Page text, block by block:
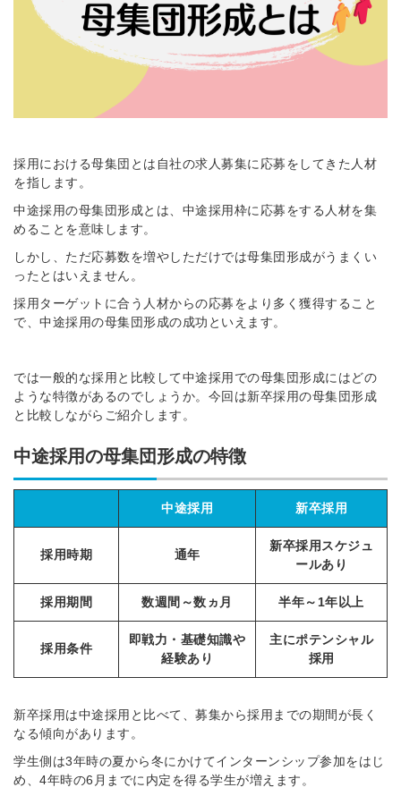
採用における母集団とは自社の求人募集に応募をしてきた人材
を指します。
中途採用の母集団形成とは、 中途採用枠に応募をする人材を集
める ことを意味 します。
しかし、ただ応募数を増やしただけでは母集団形成がうまくい
ったとはいえません。
採用ターゲットに合う人材からの応募をより多く獲得すること
で、中途採用の母集団形成の成功といえます。
では一般的な採用と比較して中途採用での母集団形成にはどの
ような特徴があるのでしょうか。今回は新卒採用の母集団形成
と比較しながらご紹介します。
中途採用の母集団形成の特徴
中途採用 新卒採用
採用時期 通年
新卒採用スケジュ
ールあり
採用期間 数週間～数ヵ月 半年～1年以上
採用条件
即戦力・基礎知識や
経験あり
主にポテンシャル
採用
新卒採用は中途採用と比べて、募集から採用までの期間が長く
なる傾向があります。
学生側は3年時の夏から冬にかけてインターンシップ参加をはじ
め、4年時の6月までに内定を得る学生が増えます。